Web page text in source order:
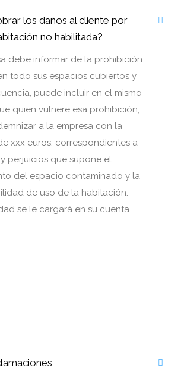
los daños al cliente por
no habilitada?
debe informar de la prohibición
todo sus espacios cubiertos y
puede incluir en el mismo
quien vulnere esa prohibición,
a la empresa con la
xxx euros, correspondientes a
perjuicios que supone el
del espacio contaminado y la
de uso de la habitación.
se le cargará en su cuenta.